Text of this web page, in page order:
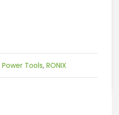
Power Tools, RONIX